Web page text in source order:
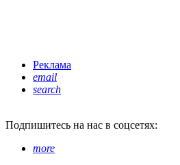
Реклама
email
search
Подпишитесь на нас в соцсетях:
more